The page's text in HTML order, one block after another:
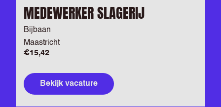
MEDEWERKER SLAGERIJ
Bijbaan
Maastricht
€15,42
Bekijk vacature